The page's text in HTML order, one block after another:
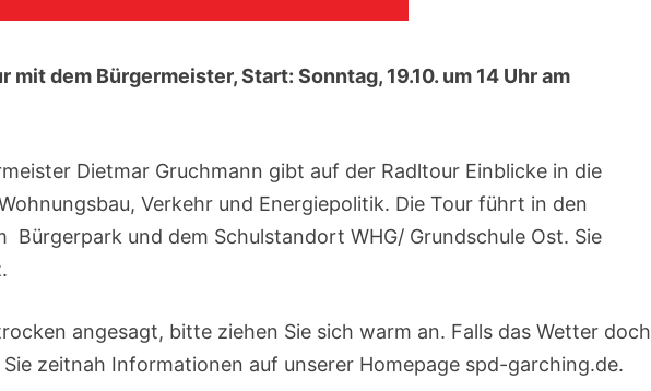
mit dem Bürgermeister, Start: Sonntag, 19.10. um 14 Uhr am
Dietmar Gruchmann gibt auf der Radltour Einblicke in die
Verkehr und Energiepolitik. Die Tour führt in den
Bürgerpark und dem Schulstandort WHG/ Grundschule Ost. Sie
angesagt, bitte ziehen Sie sich warm an. Falls das Wetter doch
zeitnah Informationen auf unserer Homepage spd-garching.de.